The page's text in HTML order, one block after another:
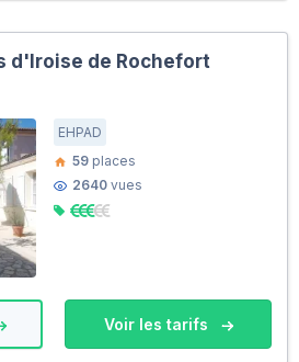
d'Iroise de Rochefort
EHPAD
59 places
2640 vues
Voir les tarifs